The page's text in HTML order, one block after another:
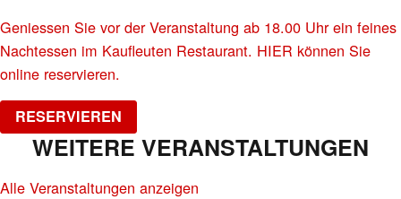
Geniessen Sie vor der Veranstaltung ab 18.00 Uhr ein feines
Nachtessen im Kaufleuten Restaurant. HIER können Sie
online reservieren.
RESERVIEREN
WEITERE VERANSTALTUNGEN
Alle Veranstaltungen anzeigen